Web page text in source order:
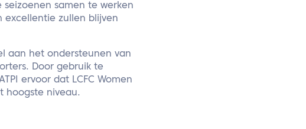
samen te werken
excellentie zullen blijven
aan het ondersteunen van
Door gebruik te
ervoor dat LCFC Women
hoogste niveau.